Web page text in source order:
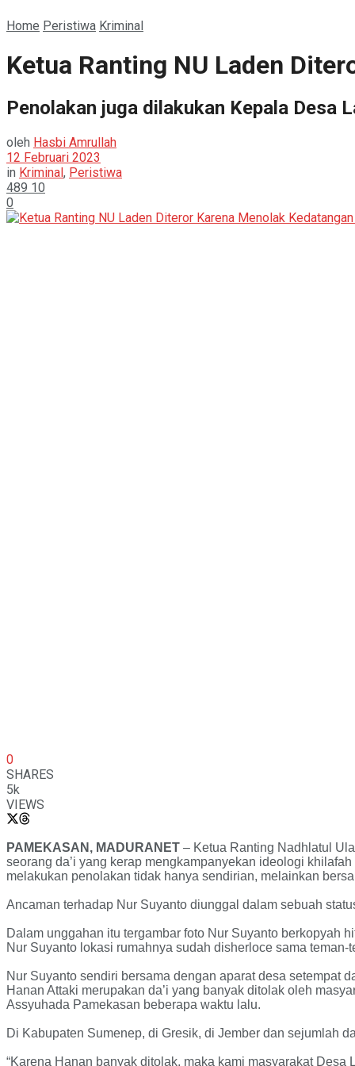
Home Peristiwa Kriminal
Ketua Ranting NU Laden
Penolakan juga dilakukan Kepala Desa
oleh Hasbi Amrullah
12 Februari 2023
in Kriminal , Peristiwa
489 10
0
0
SHARES
5k
VIEWS
PAMEKASAN, MADURANET – Ketua Ranting Nadhlatul
seorang da’i yang kerap mengkampanyekan ideologi
melakukan penolakan tidak hanya sendirian, melainkan
Ancaman terhadap Nur Suyanto diunggal dalam sebuah
Dalam unggahan itu tergambar foto Nur Suyanto berkopyah
Nur Suyanto lokasi rumahnya sudah disherloce sama teman-
Nur Suyanto sendiri bersama dengan aparat desa setempat
Hanan Attaki merupakan da’i yang banyak ditolak oleh
Assyuhada Pamekasan beberapa waktu lalu.
Di Kabupaten Sumenep, di Gresik, di Jember dan sejumlah
“Karena Hanan banyak ditolak, maka kami masyarakat Desa